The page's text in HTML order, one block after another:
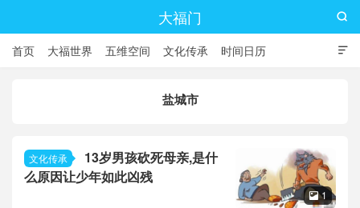
大福门

首页 大福世界 五维空间 文化传承 时间日历

盐城市
文化传承
13岁男孩砍死母亲,是什
么原因让少年如此凶残
 1